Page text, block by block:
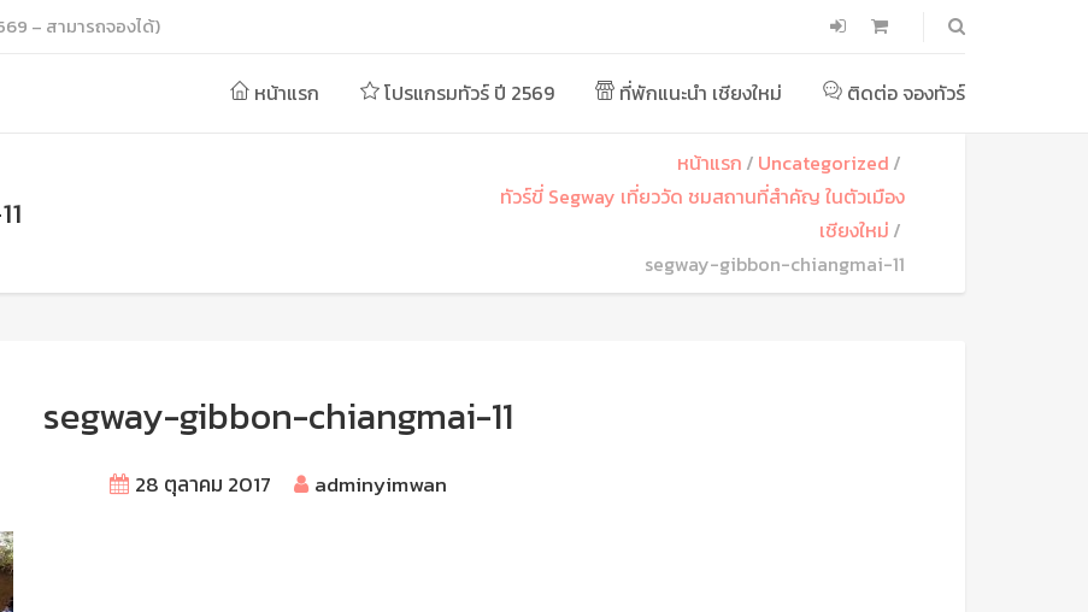
– สามารถจองได้)
หน้าแรก โปรแกรมทัวร์ ปี 2569 ที่พักแนะนำ เชียงใหม่ ติดต่อ จองทัวร์
หน้าแรก
Uncategorized
ทัวร์ขี่ Segway เที่ยววัด ชมสถานที่สำคัญ ในตัวเมือง
เชียงใหม่
segway-gibbon-chiangmai-11
segway-gibbon-chiangmai-11
28 ตุลาคม 2017 adminyimwan